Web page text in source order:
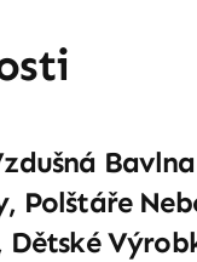
Polštáře
Dětské